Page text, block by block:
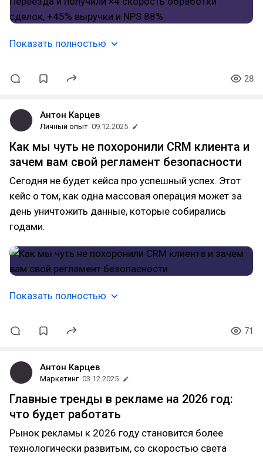
Показать полностью
28
Антон Карцев
Личный опыт 09.12.2025
Как мы чуть не похоронили CRM клиента и
зачем вам свой регламент безопасности
Сегодня не будет кейса про успешный успех. Этот
кейс о том, как одна массовая операция может за
день уничтожить данные, которые собирались
годами.
Показать полностью
71
Антон Карцев
Маркетинг 03.12.2025
Главные тренды в рекламе на 2026 год:
что будет работать
Рынок рекламы к 2026 году становится более
технологически развитым, со скоростью света